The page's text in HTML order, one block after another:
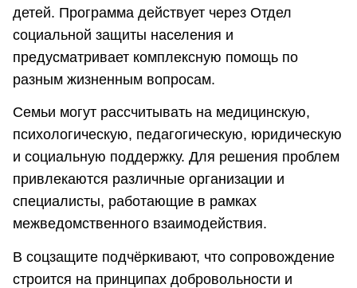
детей. Программа действует через Отдел
социальной защиты населения и
предусматривает комплексную помощь по
разным жизненным вопросам.
Семьи могут рассчитывать на медицинскую,
психологическую, педагогическую, юридическую
и социальную поддержку. Для решения проблем
привлекаются различные организации и
специалисты, работающие в рамках
межведомственного взаимодействия.
В соцзащите подчёркивают, что сопровождение
строится на принципах добровольности и